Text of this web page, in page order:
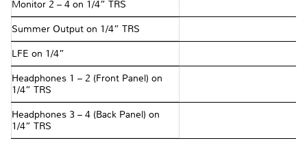
Monitor 2 – 4 on 1/4” TRS
Summer Output on 1/4” TRS
LFE on 1/4”
Headphones 1 – 2 (Front Panel) on
1/4” TRS
Headphones 3 – 4 (Back Panel) on
1/4” TRS